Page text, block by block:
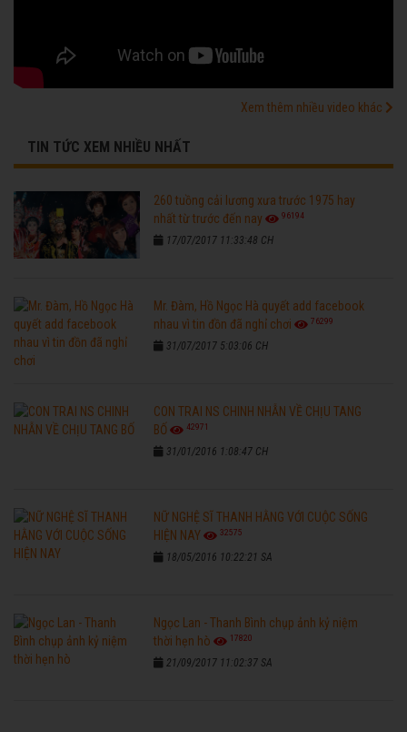
Xem thêm nhiều video khác
TIN TỨC XEM NHIỀU NHẤT
260 tuồng cải lương xưa trước 1975 hay
nhất từ trước đến nay
96194
17/07/2017 11:33:48 CH
Mr. Đàm, Hồ Ngọc Hà quyết add facebook
nhau vì tin đồn đã nghỉ chơi
76299
31/07/2017 5:03:06 CH
CON TRAI NS CHINH NHẪN VỀ CHỊU TANG
BỐ
42971
31/01/2016 1:08:47 CH
NỮ NGHỆ SĨ THANH HẰNG VỚI CUỘC SỐNG
HIỆN NAY
32575
18/05/2016 10:22:21 SA
Ngọc Lan - Thanh Bình chụp ảnh kỷ niệm
thời hẹn hò
17820
21/09/2017 11:02:37 SA